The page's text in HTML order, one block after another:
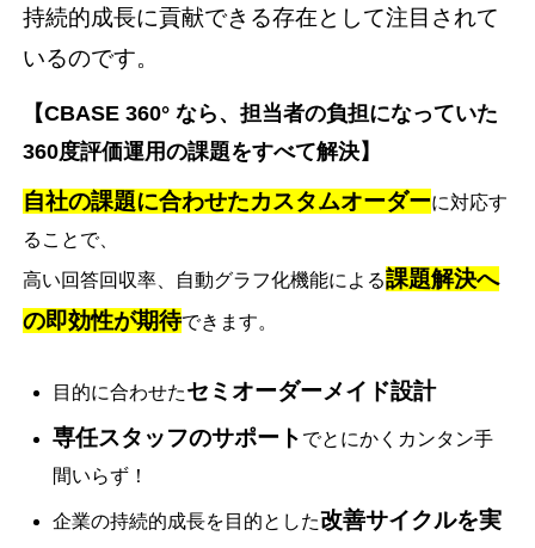
持続的成長に貢献できる存在として注目されて
いるのです。
【CBASE 360° なら、担当者の負担になっていた
360度評価運用の課題をすべて解決】
自社の課題に合わせたカスタムオーダーに対応す
ることで、
高い回答回収率、自動グラフ化機能による課題解決へ
の即効性が期待できます。
目的に合わせたセミオーダーメイド設計
専任スタッフのサポート でとにかくカンタン手
間いらず！
企業の持続的成長を目的とした改善サイクルを実